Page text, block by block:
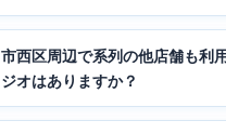
西区周辺で系列の他店舗も利
オはありますか？